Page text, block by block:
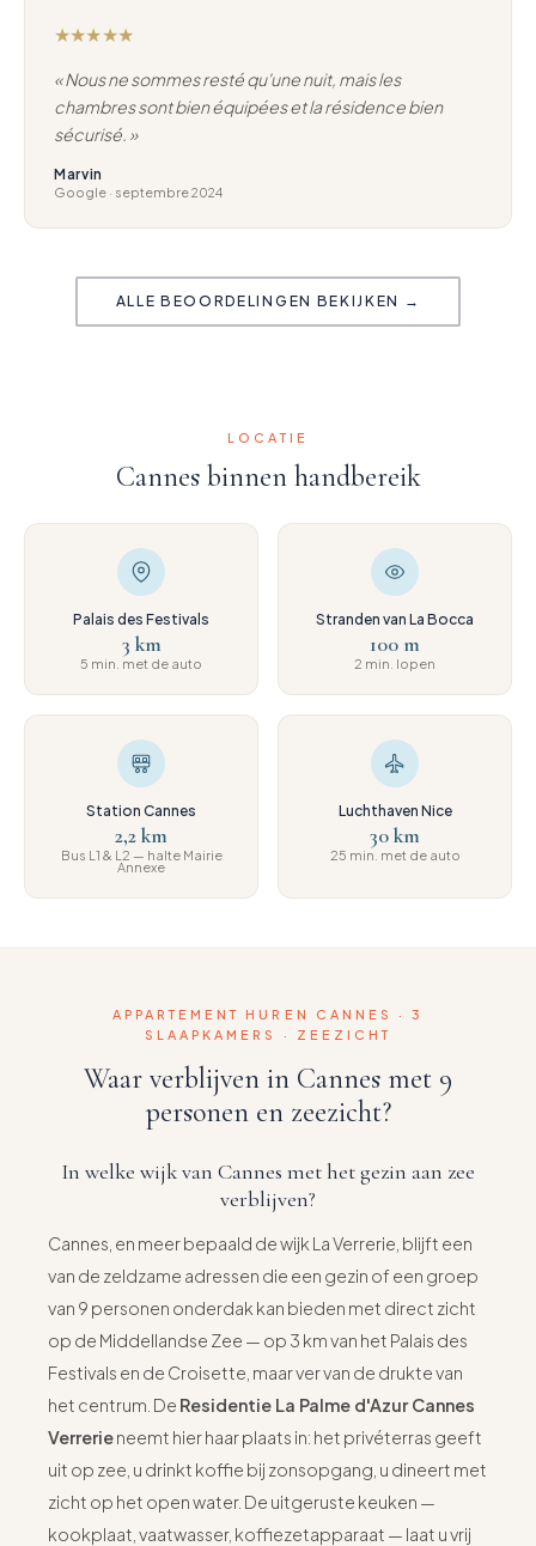
★★★★★
« Nous ne sommes resté qu'une nuit, mais les
chambres sont bien équipées et la résidence bien
sécurisé. »
Marvin
Google · septembre 2024
ALLE BEOORDELINGEN BEKIJKEN →
LOCATIE
Cannes binnen handbereik
Palais des Festivals
3 km
5 min. met de auto
Stranden van La Bocca
100 m
2 min. lopen
Station Cannes
2,2 km
Bus L1 & L2 — halte Mairie
Annexe
Luchthaven Nice
30 km
25 min. met de auto
APPARTEMENT HUREN CANNES · 3
SLAAPKAMERS · ZEEZICHT
Waar verblijven in Cannes met 9
personen en zeezicht?
In welke wijk van Cannes met het gezin aan zee
verblijven?
Cannes, en meer bepaald de wijk La Verrerie, blijft een
van de zeldzame adressen die een gezin of een groep
van 9 personen onderdak kan bieden met direct zicht
op de Middellandse Zee — op 3 km van het Palais des
Festivals en de Croisette, maar ver van de drukte van
het centrum. De Residentie La Palme d'Azur Cannes
Verrerieneemt hier haar plaats in: het privéterras geeft
uit op zee, u drinkt koffie bij zonsopgang, u dineert met
zicht op het open water. De uitgeruste keuken —
kookplaat, vaatwasser, koffiezetapparaat — laat u vrij